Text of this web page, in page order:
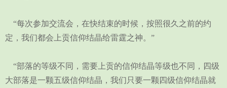
“每次参加交流会，在快结束的时候，按照很久之前的约
定，我们都会上贡信仰结晶给雷霆之神。”
“部落的等级不同，需要上贡的信仰结晶等级也不同，四级
大部落是一颗五级信仰结晶，我们只要一颗四级信仰结晶就